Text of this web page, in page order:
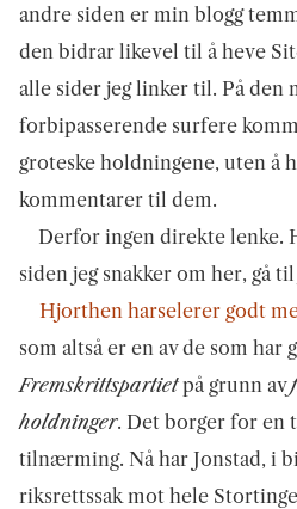
andre siden er min blogg
den bidrar likevel til å heve
alle sider jeg linker til. På den
forbipasserende surfere
groteske holdningene, uten å
kommentarer til dem.
Derfor ingen direkte lenke.
siden jeg snakker om her, gå til
Hjorthen harselerer godt
som altså er en av de som har
Fremskrittspartietpå grunn av
holdninger. Det borger for en
tilnærming. Nå har Jonstad, i
riksrettssak mot hele